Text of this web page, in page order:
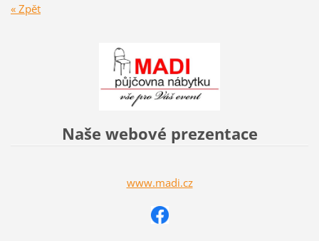
« Zpět
Naše webové prezentace
www.madi.cz